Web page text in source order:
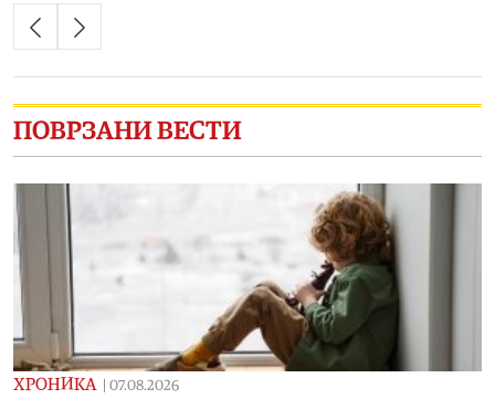
ПОВРЗАНИ ВЕСТИ
ХРОНИКА 07.08.2026